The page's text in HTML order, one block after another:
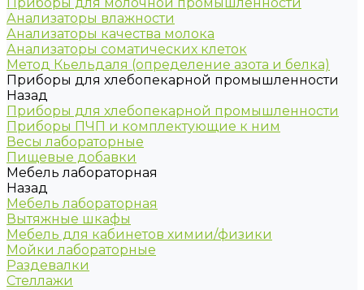
Анализаторы влажности
Анализаторы качества молока
Анализаторы соматических клеток
Метод Кьельдаля (определение азота и белка)
Приборы для хлебопекарной промышленности
Назад
Приборы для хлебопекарной промышленности
Приборы ПЧП и комплектующие к ним
Весы лабораторные
Пищевые добавки
Мебель лабораторная
Назад
Мебель лабораторная
Вытяжные шкафы
Мебель для кабинетов химии/физики
Мойки лабораторные
Раздевалки
Стеллажи